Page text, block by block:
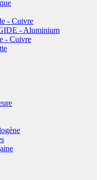
- Cuivre
- Aluminium
- Cuivre